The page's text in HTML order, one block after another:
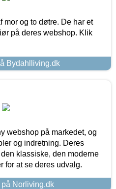
mor og to døtre. De har et
på deres webshop. Klik
Bydahlliving.dk
webshop på markedet, og
og indretning. Deres
klassiske, den moderne
for at se deres udvalg.
Norliving.dk